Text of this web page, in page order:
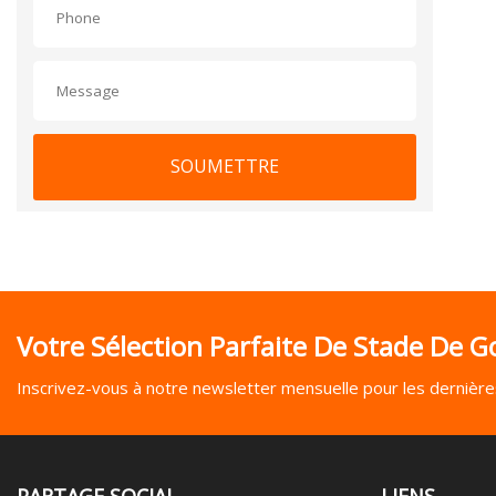
SOUMETTRE
Votre Sélection Parfaite De Stade De
Inscrivez-vous à notre newsletter mensuelle pour les